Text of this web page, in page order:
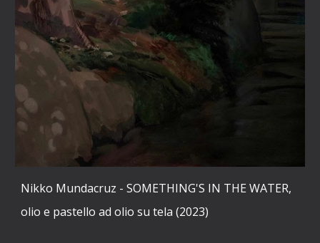
Nikko Mundacruz - SOMETHING'S IN THE WATER,
olio e pastello ad olio su tela (2023)